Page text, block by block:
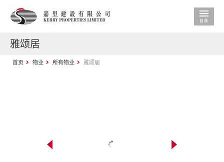
雅颂居
首页 物业 所有物业 雅颂居